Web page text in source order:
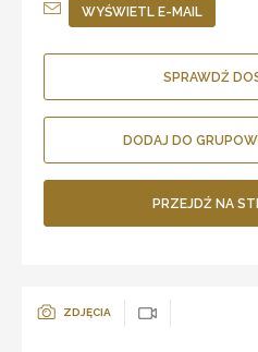
WYŚWIETL E-MAIL
SPRAWDŹ
DODAJ DO
PRZEJDŹ NA
ZDJĘCIA